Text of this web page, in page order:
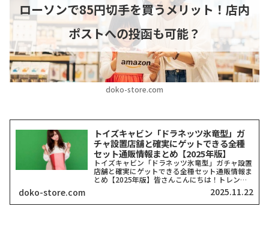
doko-store.com
ローソンで85円切手を買うメリット！店内
ポストへの投函も可能？
トイズキャビン「ドラネッツ氷竜型」ガ
チャ設置店舗と確実にゲットできる全種
セット通販情報まとめ【2025年版】
トイズキャビン「ドラネッツ氷竜型」ガチャ設置
店舗と確実にゲットできる全種セット通販情報ま
とめ【2025年版】皆さんこんにちは！トレンド
を探求する筆者「どこストア」です！今回ご紹介
するのは、カプセルトイ業界で今、最も注目を集
めていると言っても...
doko-store.com 2025.11.22